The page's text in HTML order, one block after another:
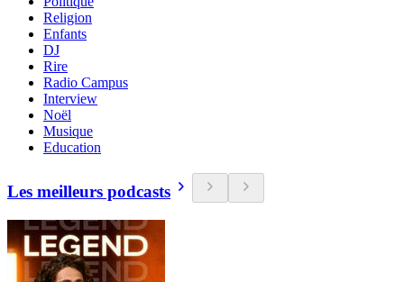
Religion
Enfants
DJ
Rire
Radio Campus
Interview
Noël
Musique
Education
Les meilleurs podcasts